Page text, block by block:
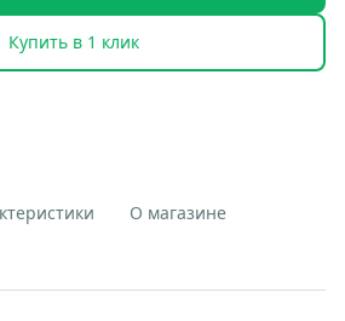
Купить в 1 клик
О магазине